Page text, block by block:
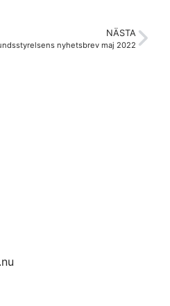
NÄSTA
nyhetsbrev maj 2022